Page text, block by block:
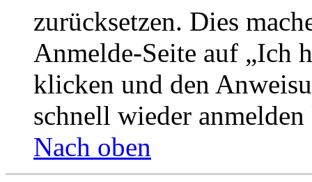
zurücksetzen. Dies
Anmelde-Seite auf „Ich
klicken und den
schnell wieder
Nach oben